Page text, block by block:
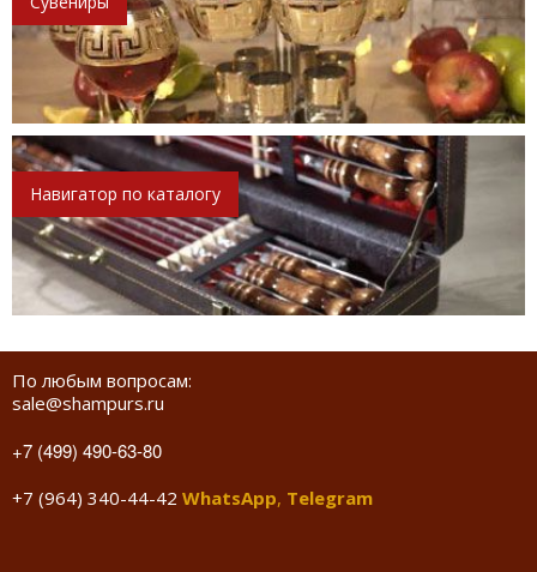
Навигатор по каталогу
По любым вопросам:
sale@shampurs.ru
+7 (499) 490-63-80
+7 (964) 340-44-42 WhatsApp, Telegram